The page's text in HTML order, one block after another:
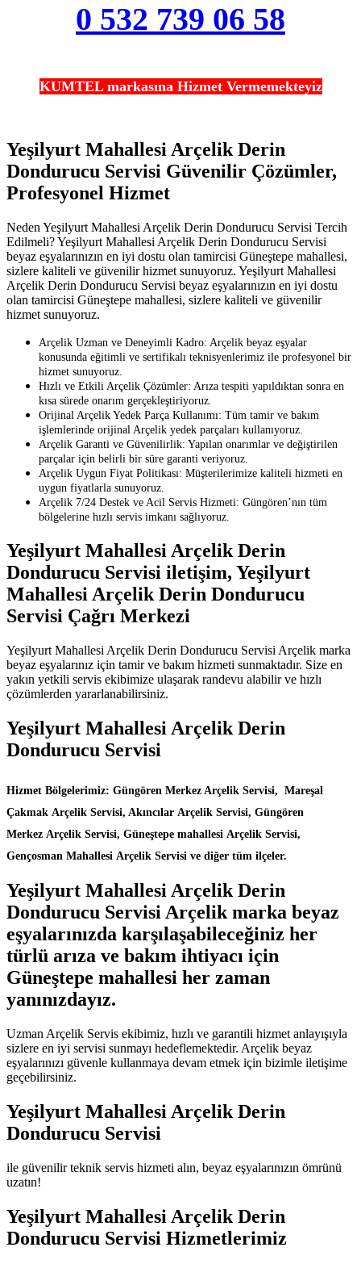
0 532 739 06 58
KUMTEL markasına Hizmet Vermemekteyiz
Yeşilyurt Mahallesi Arçelik Derin
Dondurucu Servisi Güvenilir Çözümler,
Profesyonel Hizmet
Neden Yeşilyurt Mahallesi Arçelik Derin Dondurucu Servisi Tercih
Edilmeli? Yeşilyurt Mahallesi Arçelik Derin Dondurucu Servisi
beyaz eşyalarınızın en iyi dostu olan tamircisi Güneştepe mahallesi,
sizlere kaliteli ve güvenilir hizmet sunuyoruz. Yeşilyurt Mahallesi
Arçelik Derin Dondurucu Servisi beyaz eşyalarınızın en iyi dostu
olan tamircisi Güneştepe mahallesi, sizlere kaliteli ve güvenilir
hizmet sunuyoruz.
Arçelik Uzman ve Deneyimli Kadro: Arçelik beyaz eşyalar
konusunda eğitimli ve sertifikalı teknisyenlerimiz ile profesyonel bir
hizmet sunuyoruz.
Hızlı ve Etkili Arçelik Çözümler: Arıza tespiti yapıldıktan sonra en
kısa sürede onarım gerçekleştiriyoruz.
Orijinal Arçelik Yedek Parça Kullanımı: Tüm tamir ve bakım
işlemlerinde orijinal Arçelik yedek parçaları kullanıyoruz.
Arçelik Garanti ve Güvenilirlik: Yapılan onarımlar ve değiştirilen
parçalar için belirli bir süre garanti veriyoruz.
Arçelik Uygun Fiyat Politikası: Müşterilerimize kaliteli hizmeti en
uygun fiyatlarla sunuyoruz.
Arçelik 7/24 Destek ve Acil Servis Hizmeti: Güngören’nın tüm
bölgelerine hızlı servis imkanı sağlıyoruz.
Yeşilyurt Mahallesi Arçelik Derin
Dondurucu Servisi iletişim, Yeşilyurt
Mahallesi Arçelik Derin Dondurucu
Servisi Çağrı Merkezi
Yeşilyurt Mahallesi Arçelik Derin Dondurucu Servisi Arçelik marka
beyaz eşyalarınız için tamir ve bakım hizmeti sunmaktadır. Size en
yakın yetkili servis ekibimize ulaşarak randevu alabilir ve hızlı
çözümlerden yararlanabilirsiniz.
Yeşilyurt Mahallesi Arçelik Derin
Dondurucu Servisi
Hizmet Bölgelerimiz: Güngören Merkez Arçelik Servisi, Mareşal
Çakmak Arçelik Servisi, Akıncılar Arçelik Servisi, Güngören
Merkez Arçelik Servisi, Güneştepe mahallesi Arçelik Servisi,
Gençosman Mahallesi Arçelik Servisi ve diğer tüm ilçeler.
Yeşilyurt Mahallesi Arçelik Derin
Dondurucu Servisi Arçelik marka beyaz
eşyalarınızda karşılaşabileceğiniz her
türlü arıza ve bakım ihtiyacı için
Güneştepe mahallesi her zaman
yanınızdayız.
Uzman Arçelik Servis ekibimiz, hızlı ve garantili hizmet anlayışıyla
sizlere en iyi servisi sunmayı hedeflemektedir. Arçelik beyaz
eşyalarınızı güvenle kullanmaya devam etmek için bizimle iletişime
geçebilirsiniz.
Yeşilyurt Mahallesi Arçelik Derin
Dondurucu Servisi
ile güvenilir teknik servis hizmeti alın, beyaz eşyalarınızın ömrünü
uzatın!
Yeşilyurt Mahallesi Arçelik Derin
Dondurucu Servisi Hizmetlerimiz